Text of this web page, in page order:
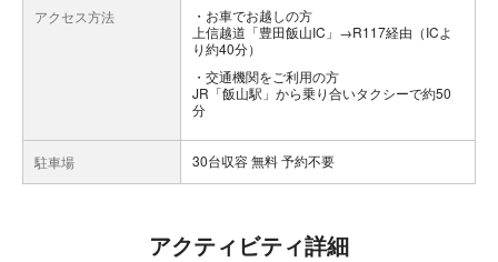
アクセス方法
お車でお越しの方
上信越道「豊田飯山IC」→R117経由（ICよ
り約40分）
交通機関をご利用の方
JR「飯山駅」から乗り合いタクシーで約50
分
駐車場 30台収容 無料 予約不要
アクティビティ詳細